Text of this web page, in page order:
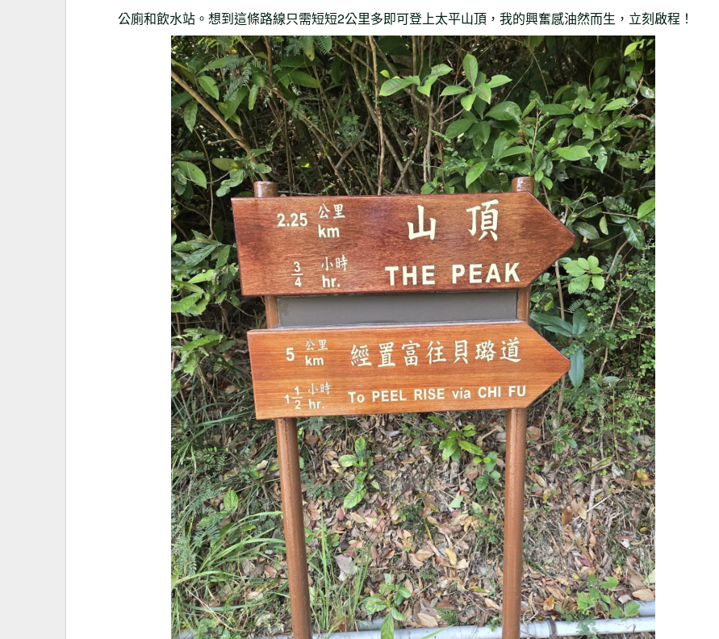
公廁和飲水站。想到這條路線只需短短2公里多即可登上太平山頂，我的興奮感油然而生，立刻啟程！